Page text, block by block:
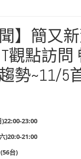
聞】簡又
T觀點訪
勢~11/5
23:00
)20:0-21:00
台)